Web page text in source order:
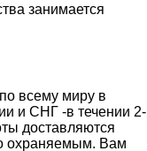
занимается
всему миру в
и СНГ -в течении 2-
доставляются
охраняемым. Вам